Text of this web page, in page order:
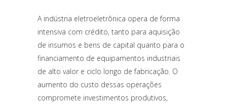
A indústria eletroeletrônica opera de forma
intensiva com crédito, tanto para aquisição
de insumos e bens de capital quanto para o
financiamento de equipamentos industriais
de alto valor e ciclo longo de fabricação. O
aumento do custo dessas operações
compromete investimentos produtivos,